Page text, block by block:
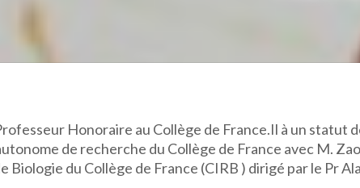
Honoraire au Collège de France.Il à un
de recherche du Collège de France avec M.
Biologie du Collège de France (CIRB ) dirigé par le Pr